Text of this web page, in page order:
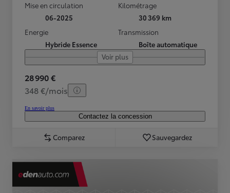
Mise en circulation
06-2025
Kilométrage
30 369 km
Energie
Hybride Essence
Transmission
Boîte automatique
Voir plus
28 990 €
348 €/mois
En savoir plus
Contactez la concession
Comparez Sauvegardez